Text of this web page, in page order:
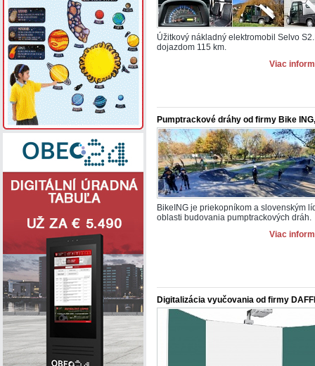
Úžitkový nákladný elektromobil Selvo
dojazdom 115 km.
Viac
Pumptrackové dráhy od firmy Bike
BikeING je priekopníkom a slovenským
oblasti budovania pumptrackových dráh.
Viac
Digitalizácia vyučovania od firmy